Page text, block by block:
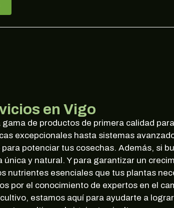
en Vigo
de productos de primera calidad
excepcionales hasta sistemas
potenciar tus cosechas. Además, si
y natural. Y para garantizar un
nutrientes esenciales que tus plantas
por el conocimiento de expertos en el
estamos aquí para ayudarte a